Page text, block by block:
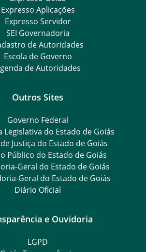
Expresso Aplicações
Expresso Servidor
SEI Governadoria
de Autoridades
Escola de Governo
de Autoridades
Outros Sites
Governo Federal
Legislativa do Estado de Goiás
Justiça do Estado de Goiás
Público do Estado de Goiás
Geral do Estado de Goiás
Geral do Estado de Goiás
Diário Oficial
e Ouvidoria
LGPD